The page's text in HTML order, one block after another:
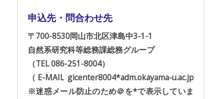
申込先・問合わせ先
〒700-8530岡山市北区津島中3-1-1
自然系研究科等総務課総務グループ
（TEL 086-251-8004）
（E-MAIL gicenter8004*adm.okayama-u.ac.jp
※迷惑メール防止のため＠を*で表示していま